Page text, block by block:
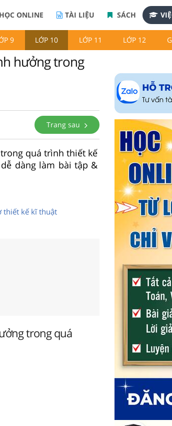
HỌC ONLINE TÀI LIỆU SÁCH
9 LỚP 10 LỚP 11 LỚP 12
hưởng trong
Trang sau
quá trình thiết kế
dàng làm bài tập &
thiết kế kĩ thuật
trong quá